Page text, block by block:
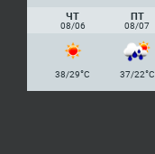
ЧТ
08/06
ПТ
08/07
38/29°C 37/22°C